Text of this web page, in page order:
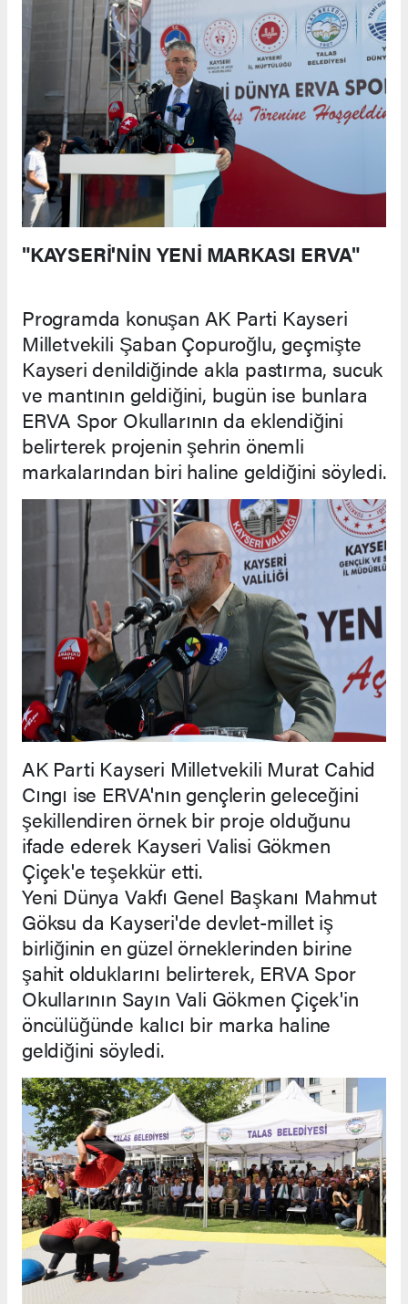
"KAYSERİ'NİN YENİ MARKASI ERVA"
Programda konuşan AK Parti Kayseri
Milletvekili Şaban Çopuroğlu, geçmişte
Kayseri denildiğinde akla pastırma, sucuk
ve mantının geldiğini, bugün ise bunlara
ERVA Spor Okullarının da eklendiğini
belirterek projenin şehrin önemli
markalarından biri haline geldiğini söyledi.
AK Parti Kayseri Milletvekili Murat Cahid
Cıngı ise ERVA'nın gençlerin geleceğini
şekillendiren örnek bir proje olduğunu
ifade ederek Kayseri Valisi Gökmen
Çiçek'e teşekkür etti.
Yeni Dünya Vakfı Genel Başkanı Mahmut
Göksu da Kayseri'de devlet-millet iş
birliğinin en güzel örneklerinden birine
şahit olduklarını belirterek, ERVA Spor
Okullarının Sayın Vali Gökmen Çiçek'in
öncülüğünde kalıcı bir marka haline
geldiğini söyledi.